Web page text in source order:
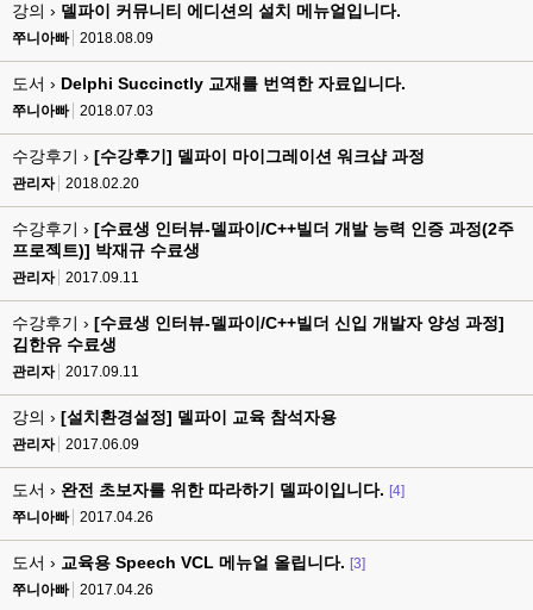
강의 › 델파이 커뮤니티 에디션의 설치 메뉴얼입니다.
쭈니아빠 2018.08.09
도서 › Delphi Succinctly 교재를 번역한 자료입니다.
쭈니아빠 2018.07.03
수강후기 › [수강후기] 델파이 마이그레이션 워크샵 과정
관리자 2018.02.20
수강후기 › [수료생 인터뷰-델파이/C++빌더 개발 능력 인증 과정(2주
프로젝트)] 박재규 수료생
관리자 2017.09.11
수강후기 › [수료생 인터뷰-델파이/C++빌더 신입 개발자 양성 과정]
김한유 수료생
관리자 2017.09.11
강의 › [설치환경설정] 델파이 교육 참석자용
관리자 2017.06.09
도서 › 완전 초보자를 위한 따라하기 델파이입니다. [4]
쭈니아빠
2017.04.26
도서 › 교육용 Speech VCL 메뉴얼 올립니다. [3]
쭈니아빠
2017.04.26